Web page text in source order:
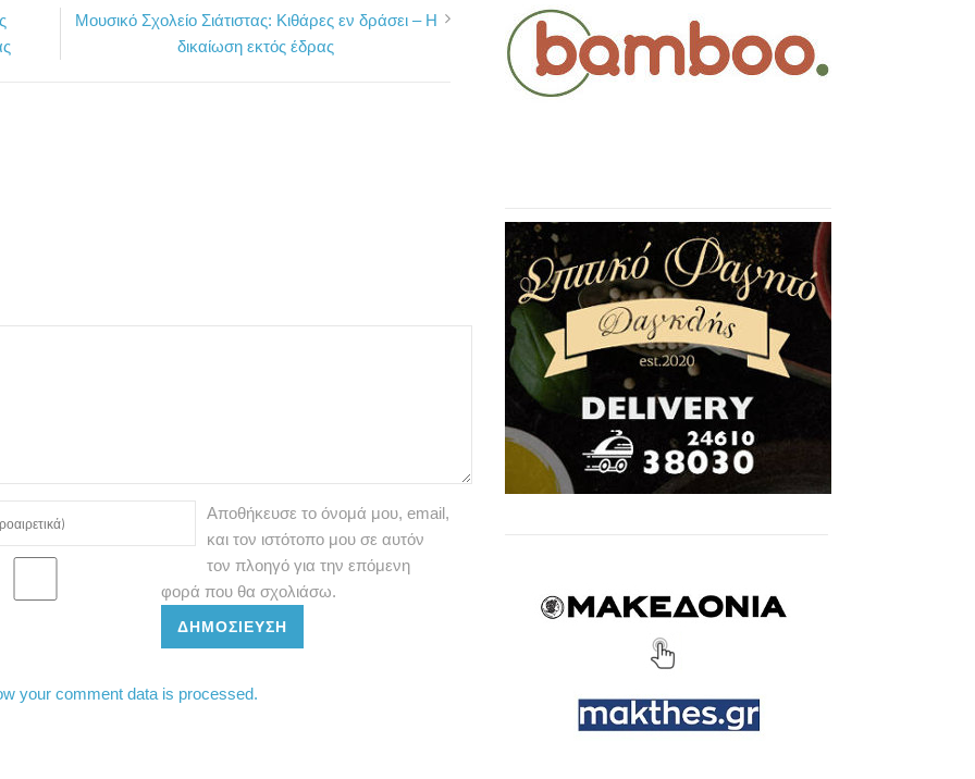
Μουσικό Σχολείο Σιάτιστας: Κιθάρες εν δράσει – Η
δικαίωση εκτός έδρας
Αποθήκευσε το όνομά μου, email,
και τον ιστότοπο μου σε αυτόν
τον πλοηγό για την επόμενη
φορά που θα σχολιάσω.
ΔΗΜΟΣΊΕΥΣΗ
your comment data is processed.